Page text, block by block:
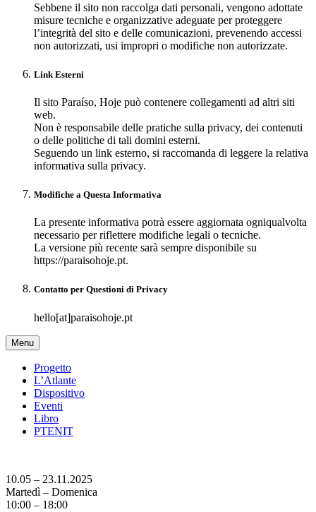
Sebbene il sito non raccolga dati personali, vengono adottate
misure tecniche e organizzative adeguate per proteggere
l’integrità del sito e delle comunicazioni, prevenendo accessi
non autorizzati, usi impropri o modifiche non autorizzate.
Link Esterni
Il sito Paraíso, Hoje può contenere collegamenti ad altri siti
web.
Non è responsabile delle pratiche sulla privacy, dei contenuti
o delle politiche di tali domini esterni.
Seguendo un link esterno, si raccomanda di leggere la relativa
informativa sulla privacy.
Modifiche a Questa Informativa
La presente informativa potrà essere aggiornata ogniqualvolta
necessario per riflettere modifiche legali o tecniche.
La versione più recente sarà sempre disponibile su
https://paraisohoje.pt.
Contatto per Questioni di Privacy
hello[at]paraisohoje.pt
Menu
Progetto
L’Atlante
Dispositivo
Eventi
Libro
PTENIT
10.05 – 23.11.2025
Martedì – Domenica
10:00 – 18:00